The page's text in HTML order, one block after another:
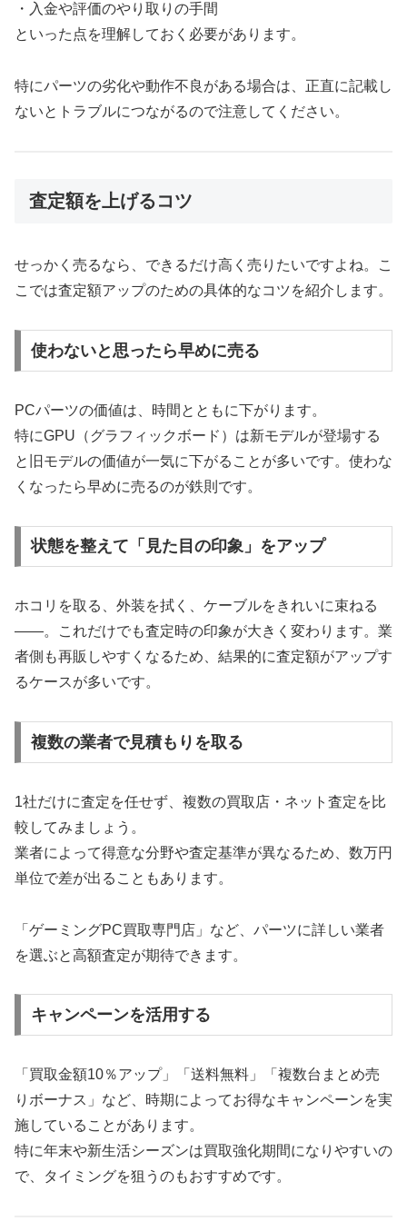
・入金や評価のやり取りの手間
といった点を理解しておく必要があります。
特にパーツの劣化や動作不良がある場合は、正直に記載し
ないとトラブルにつながるので注意してください。
査定額を上げるコツ
せっかく売るなら、できるだけ高く売りたいですよね。こ
こでは査定額アップのための具体的なコツを紹介します。
使わないと思ったら早めに売る
PCパーツの価値は、時間とともに下がります。
特にGPU（グラフィックボード）は新モデルが登場する
と旧モデルの価値が一気に下がることが多いです。使わな
くなったら早めに売るのが鉄則です。
状態を整えて「見た目の印象」をアップ
ホコリを取る、外装を拭く、ケーブルをきれいに束ねる
——。これだけでも査定時の印象が大きく変わります。業
者側も再販しやすくなるため、結果的に査定額がアップす
るケースが多いです。
複数の業者で見積もりを取る
1社だけに査定を任せず、複数の買取店・ネット査定を比
較してみましょう。
業者によって得意な分野や査定基準が異なるため、数万円
単位で差が出ることもあります。
「ゲーミングPC買取専門店」など、パーツに詳しい業者
を選ぶと高額査定が期待できます。
キャンペーンを活用する
「買取金額10％アップ」「送料無料」「複数台まとめ売
りボーナス」など、時期によってお得なキャンペーンを実
施していることがあります。
特に年末や新生活シーズンは買取強化期間になりやすいの
で、タイミングを狙うのもおすすめです。